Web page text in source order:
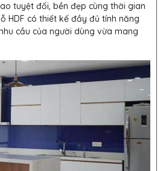
tuyệt đối, bền đẹp cùng thời gian
HDF có thiết kế đầy đủ tính năng
cầu của người dùng vừa mang